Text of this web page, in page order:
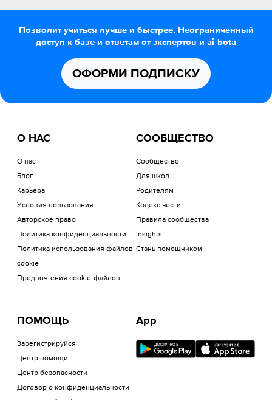
Позволит учиться лучше и быстрее. Неограниченный
доступ к базе и ответам от экспертов и ai-bota
ОФОРМИ ПОДПИСКУ
О НАС
О нас
Блог
Карьера
Условия пользования
Авторское право
Политика конфиденциальности
Политика использования файлов
cookie
Предпочтения cookie-файлов
СООБЩЕСТВО
Сообщество
Для школ
Родителям
Кодекс чести
Правила сообщества
Insights
Стань помощником
ПОМОЩЬ
Зарегистрируйся
Центр помощи
Центр безопасности
Договор о конфиденциальности
App